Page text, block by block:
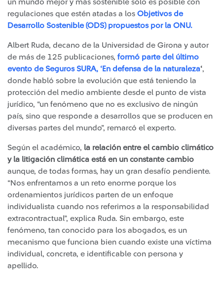
un mundo mejor y más sostenible sólo es posible con
regulaciones que estén atadas a los Objetivos de
Desarrollo Sostenible (ODS) propuestos por la ONU.
Albert Ruda, decano de la Universidad de Girona y autor
de más de 125 publicaciones, formó parte del último
evento de Seguros SURA, ‘En defensa de la naturaleza‘,
donde habló sobre la evolución que está teniendo la
protección del medio ambiente desde el punto de vista
jurídico, “un fenómeno que no es exclusivo de ningún
país, sino que responde a desarrollos que se producen en
diversas partes del mundo”, remarcó el experto.
Según el académico, la relación entre el cambio climático
y la litigación climática está en un constante cambio
aunque, de todas formas, hay un gran desafío pendiente.
“Nos enfrentamos a un reto enorme porque los
ordenamientos jurídicos parten de un enfoque
individualista cuando nos referimos a la responsabilidad
extracontractual”, explica Ruda. Sin embargo, este
fenómeno, tan conocido para los abogados, es un
mecanismo que funciona bien cuando existe una víctima
individual, concreta, e identificable con persona y
apellido.